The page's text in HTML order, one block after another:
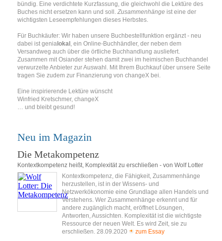
bündig. Eine verdichtete Kurzfassung, die gleichwohl die Lektüre des
Buches nicht ersetzen kann und soll. Zusammenhänge ist eine der
wichtigsten Leseempfehlungen dieses Herbstes.
Für Buchkäufer: Wir haben unsere Buchbestellfunktion ergänzt - neu
dabei ist genialokal , ein Online-Buchhändler, der neben dem
Versandweg auch über die örtliche Buchhandlung ausliefert.
Zusammen mit Osiander stehen damit zwei im heimischen Buchhandel
verwurzelte Anbieter zur Auswahl. Mit Ihrem Buchkauf über unsere Seite
tragen Sie zudem zur Finanzierung von changeX bei.
Eine inspirierende Lektüre wünscht
Winfried Kretschmer, changeX
… und bleibt gesund!
Neu im Magazin
Die Metakompetenz
Kontextkompetenz heißt, Komplexität zu erschließen - von Wolf Lotter
Kontextkompetenz, die Fähigkeit, Zusammenhänge
herzustellen, ist in der Wissens- und
Netzwerkökonomie eine Grundlage allen Handels und
Verstehens. Wer Zusammenhänge erkennt und für
andere zugänglich macht, eröffnet Lösungen,
Antworten, Aussichten. Komplexität ist die wichtigste
Ressource der neuen Welt. Es wird Zeit, sie zu
erschließen. 28.09.2020
zum Essay